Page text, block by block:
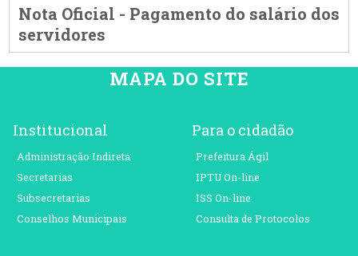
Nota Oficial - Pagamento do salário dos
servidores
MAPA DO SITE
Institucional
Administração Indireta
Secretarias
Subsecretarias
Conselhos Municipais
Para o cidadão
Prefeitura Ágil
IPTU On-line
ISS On-line
Consulta de Protocolos